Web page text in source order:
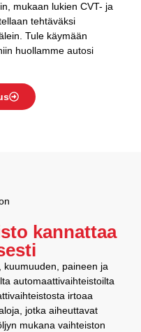
mukaan lukien CVT- ja
tehtäväksi
Tule käymään
huollamme autosi
kannattaa
kuumuuden, paineen ja
automaattivaihteistoilta
irtoaa
jotka aiheuttavat
mukana vaihteiston